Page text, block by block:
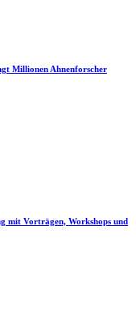
Millionen Ahnenforscher
mit Vorträgen, Workshops und